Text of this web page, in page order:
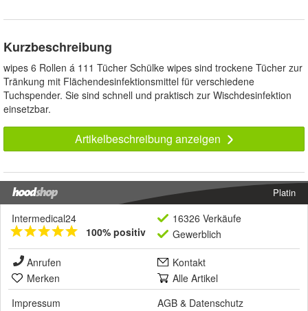
Kurzbeschreibung
wipes 6 Rollen á 111 Tücher Schülke wipes sind trockene Tücher zur
Tränkung mit Flächendesinfektionsmittel für verschiedene
Tuchspender. Sie sind schnell und praktisch zur Wischdesinfektion
einsetzbar.
Artikelbeschreibung anzeigen
Platin
Intermedical24
100% positiv
16326 Verkäufe
Gewerblich
Anrufen
Kontakt
Merken
Alle Artikel
Impressum
AGB & Datenschutz